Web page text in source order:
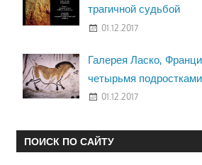
трагичной судьбой
01.12.2017
Галерея Ласко,
четырьмя подростками
01.12.2017
ПОИСК ПО САЙТУ